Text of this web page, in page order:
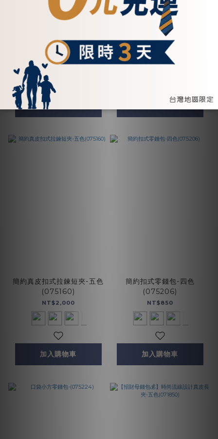
信封長夾手機包-五色
NT$3,800 ~ NT$3,900
看其他 5 個選項
加入購物車
直式對折中短夾-五色
(075241)
NT$2,200
簡約真皮扣式拉鍊短夾-五色
(075160)
NT$2,000
加入購物車
簡約扣式零錢包-四色
(075206)
NT$850
加入購物車